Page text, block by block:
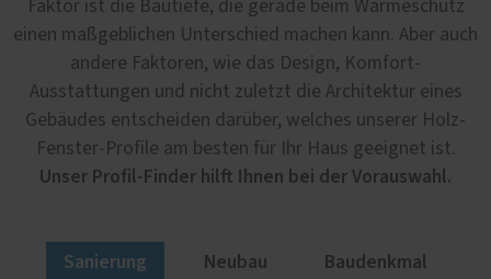
Faktor ist die Bautiefe, die gerade beim Wärmeschutz
einen maßgeblichen Unterschied machen kann. Aber auch
andere Faktoren, wie das Design, Komfort-
Ausstattungen und nicht zuletzt die Architektur eines
Gebäudes entscheiden darüber, welches unserer Holz-
Fenster-Profile am besten für Ihr Haus geeignet ist.
Unser Profil-Finder hilft Ihnen bei der Vorauswahl.
Sanierung Neubau Baudenkmal